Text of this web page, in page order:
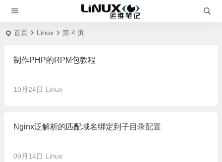
首页 Linux 第 4 页
制作PHP的RPM包教程
10月24日 Linux
Nginx泛解析的匹配域名绑定到子目录配置
09月14日 Linux